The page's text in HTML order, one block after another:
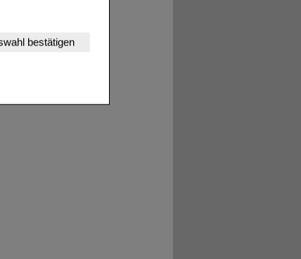
Website
kann.
(z.B.
Website aber
Daten hierfür
bestätigen